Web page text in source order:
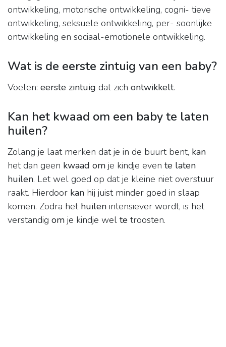
ontwikkeling, motorische ontwikkeling, cogni- tieve
ontwikkeling, seksuele ontwikkeling, per- soonlijke
ontwikkeling en sociaal-emotionele ontwikkeling.
Wat is de eerste zintuig van een baby?
Voelen: eerste zintuig dat zich ontwikkelt.
Kan het kwaad om een baby te laten
huilen?
Zolang je laat merken dat je in de buurt bent, kan
het dan geen kwaad om je kindje even te laten
huilen. Let wel goed op dat je kleine niet overstuur
raakt. Hierdoor kan hij juist minder goed in slaap
komen. Zodra het huilen intensiever wordt, is het
verstandig om je kindje wel te troosten.